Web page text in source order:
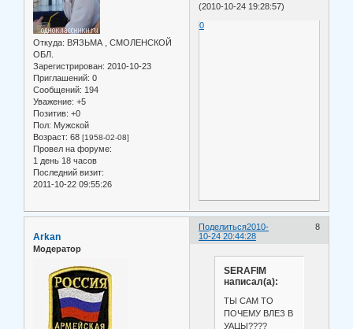
Откуда: ВЯЗЬМА , СМОЛЕНСКОЙ
ОБЛ.
Зарегистрирован: 2010-10-23
Приглашений: 0
Сообщений: 194
Уважение: +5
Позитив: +0
Пол: Мужской
Возраст: 68 [1958-02-08]
Провел на форуме:
1 день 18 часов
Последний визит:
2011-10-22 09:55:26
(2010-10-24 19:28:57)
0
Поделиться 8
2010-
10-24 20:44:28
Arkan
Модератор
SERAFIM
написал(а):
ТЫ САМ ТО
ПОЧЕМУ ВЛЕЗ В
УАЦЫ????